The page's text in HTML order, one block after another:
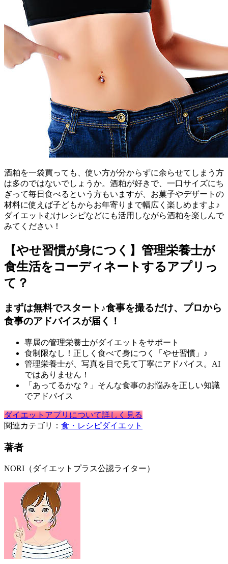
酒粕を一袋買っても、使い方が分からずに余らせてしまう方
は多のではないでしょうか。酒粕が好きで、一口サイズにち
ぎって毎日食べるという方もいますが、お菓子やデザートの
材料に使えば子どもからお年寄りまで幅広く楽しめますよ♪
ダイエットむけレシピなどにも活用しながら酒粕を楽しんで
みてください！
【やせ習慣が身につく】管理栄養士が
食生活をコーディネートするアプリっ
て？
まずは無料でスタート♪食事を撮るだけ、プロから
食事のアドバイスが届く！
専属の管理栄養士がダイエットをサポート
食制限なし！正しく食べて身につく「やせ習慣」♪
管理栄養士が、写真を目で見て丁寧にアドバイス。AI
ではありません！
「あってるかな？」そんな食事のお悩みを正しい知識
でアドバイス
ダイエットアプリについて詳しく見る
関連カテゴリ： 食・レシピダイエット
著者
NORI（ダイエットプラス公認ライター）